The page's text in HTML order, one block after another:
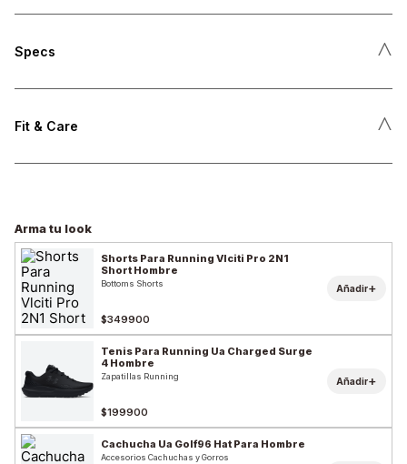
Specs ˄
Fit & Care ˄
Arma tu look
Shorts Para Running Vlciti Pro 2N1
Short Hombre
Bottoms Shorts
$349900
Añadir+
Tenis Para Running Ua Charged Surge
4 Hombre
Zapatillas Running
$199900
Añadir+
Cachucha Ua Golf96 Hat Para Hombre
Accesorios Cachuchas y Gorros